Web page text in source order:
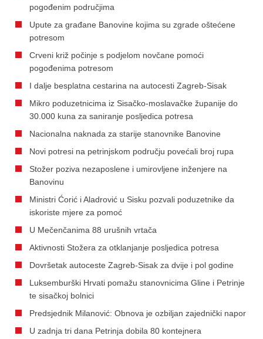
pogođenim područjima
Upute za građane Banovine kojima su zgrade oštećene
potresom
Crveni križ počinje s podjelom novčane pomoći
pogođenima potresom
I dalje besplatna cestarina na autocesti Zagreb-Sisak
Mikro poduzetnicima iz Sisačko-moslavačke županije do
30.000 kuna za saniranje posljedica potresa
Nacionalna naknada za starije stanovnike Banovine
Novi potresi na petrinjskom području povećali broj rupa
Stožer poziva nezaposlene i umirovljene inženjere na
Banovinu
Ministri Ćorić i Aladrović u Sisku pozvali poduzetnike da
iskoriste mjere za pomoć
U Mečenčanima 88 urušnih vrtača
Aktivnosti Stožera za otklanjanje posljedica potresa
Dovršetak autoceste Zagreb-Sisak za dvije i pol godine
Luksemburški Hrvati pomažu stanovnicima Gline i Petrinje
te sisačkoj bolnici
Predsjednik Milanović: Obnova je ozbiljan zajednički napor
U zadnja tri dana Petrinja dobila 80 kontejnera